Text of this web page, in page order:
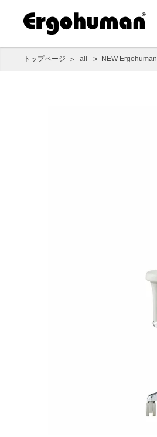
トップページ all NEW Ergohuman